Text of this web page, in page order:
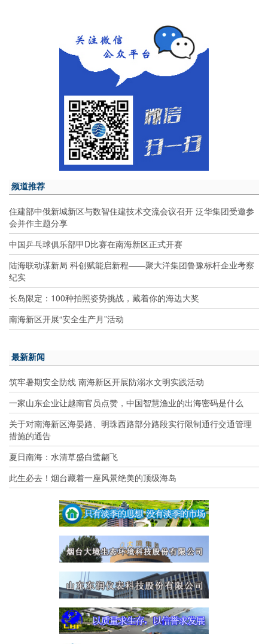
频道推荐
住建部中俄新城新区与数智住建技术交流会议召开 泛华集团受邀参
会并作主题分享
中国乒乓球俱乐部甲D比赛在南海新区正式开赛
陆海联动谋新局 科创赋能启新程——聚大洋集团鲁豫标杆企业考察
纪实
长岛限定：100种拍照姿势挑战，藏着你的海边大奖
南海新区开展“安全生产月”活动
最新新闻
筑牢暑期安全防线 南海新区开展防溺水文明实践活动
一家山东企业让越南官员点赞，中国智慧渔业的出海密码是什么
关于对南海新区海晏路、明珠西路部分路段实行限制通行交通管理
措施的通告
夏日南海：水清草盛白鹭翩飞
此生必去！烟台藏着一座风景绝美的顶级海岛